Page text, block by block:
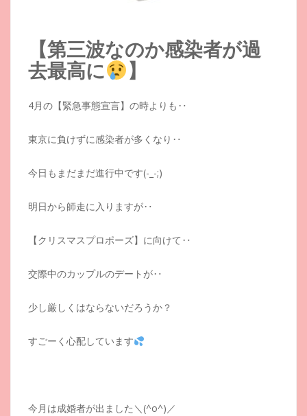
【第三波なのか感染者が過
去最高に
】
4月の【緊急事態宣言】の時よりも‥
東京に負けずに感染者が多くなり‥
今日もまだまだ進行中です(-_-;)
明日から師走に入りますが‥
【クリスマスプロポーズ】に向けて‥
交際中のカップルのデートが‥
少し厳しくはならないだろうか？
すごーく心配しています
今月は成婚者が出ました＼(^o^)／